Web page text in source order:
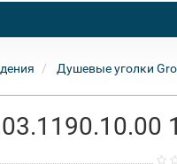
Душевые уголки